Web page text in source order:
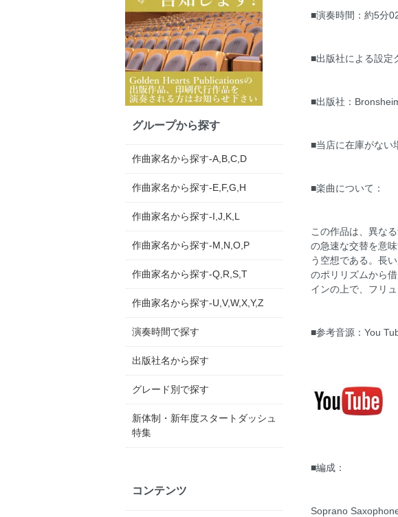
■演奏時間：約5分
■出版社による設定
■出版社：
■当店に在庫がない
■楽曲について：
この作品は、異な
の急速な交替を意
う空想である。長
のポリリズムから
インの上で、フリ
■参考音源：You
■編成：
Soprano
グループから探す
作曲家名から探す-A,B,C,D
作曲家名から探す-E,F,G,H
作曲家名から探す-I,J,K,L
作曲家名から探す-M,N,O,P
作曲家名から探す-Q,R,S,T
作曲家名から探す-U,V,W,X,Y,Z
演奏時間で探す
出版社名から探す
グレード別で探す
新体制・新年度スタートダッシュ
特集
コンテンツ